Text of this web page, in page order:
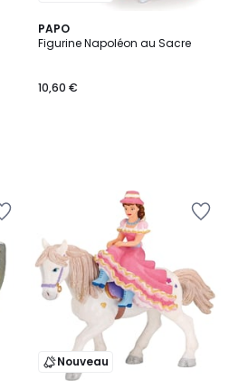
PAPO
Figurine Napoléon au Sacre
10,60 €
Nouveau